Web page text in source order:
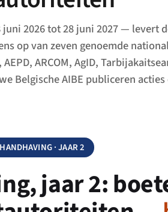
2026 tot 28 juni 2027 — levert
op van zeven genoemde
ARCOM, AgID,
Belgische AIBE publiceren
· JAAR 2
jaar 2: